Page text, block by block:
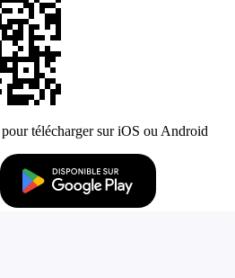
télécharger sur iOS ou Android